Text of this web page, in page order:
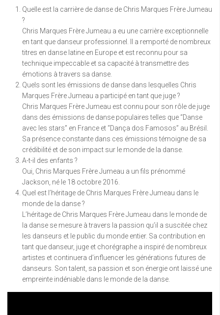
Quelle est la carrière de danse de Chris Marques Frère Jumeau
?
Chris Marques Frère Jumeau a eu une carrière exceptionnelle
en tant que danseur professionnel. Il a remporté de nombreux
titres en danse latine en Europe et est reconnu pour sa
technique impeccable et sa capacité à transmettre des
émotions à travers sa danse.
Quels sont les émissions de danse dans lesquelles Chris
Marques Frère Jumeau a participé en tant que juge ?
Chris Marques Frère Jumeau est connu pour son rôle de juge
dans des émissions de danse populaires telles que “Danse
avec les stars” en France et “Dança dos Famosos” au Brésil.
Sa présence constante dans ces émissions témoigne de sa
crédibilité et de son impact sur le monde de la danse.
A-t-il des enfants ?
Oui, Chris Marques Frère Jumeau a un fils prénommé
Jackson, né le 18 octobre 2016.
Quel est l’héritage de Chris Marques Frère Jumeau dans le
monde de la danse ?
L’héritage de Chris Marques Frère Jumeau dans le monde de
la danse se mesure à travers la passion qu’il a suscitée chez
les danseurs et le public du monde entier. Sa contribution en
tant que danseur, juge et chorégraphe a inspiré de nombreux
artistes et continuera d’influencer les générations futures de
danseurs. Son talent, sa passion et son énergie ont laissé une
empreinte indéniable dans le monde de la danse.